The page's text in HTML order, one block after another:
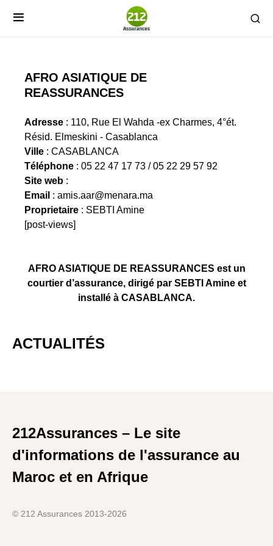
AFRO ASIATIQUE DE
REASSURANCES
Adresse : 110, Rue El Wahda -ex Charmes, 4°ét.
Résid. Elmeskini - Casablanca
Ville : CASABLANCA
Téléphone : 05 22 47 17 73 / 05 22 29 57 92
Site web :
Email : amis.aar@menara.ma
Proprietaire : SEBTI Amine
[post-views]
AFRO ASIATIQUE DE REASSURANCES est un
courtier d’assurance, dirigé par SEBTI Amine et
installé à CASABLANCA.
ACTUALITÉS
212Assurances – Le site
d'informations de l'assurance au
Maroc et en Afrique
© 212 Assurances 2013-2026